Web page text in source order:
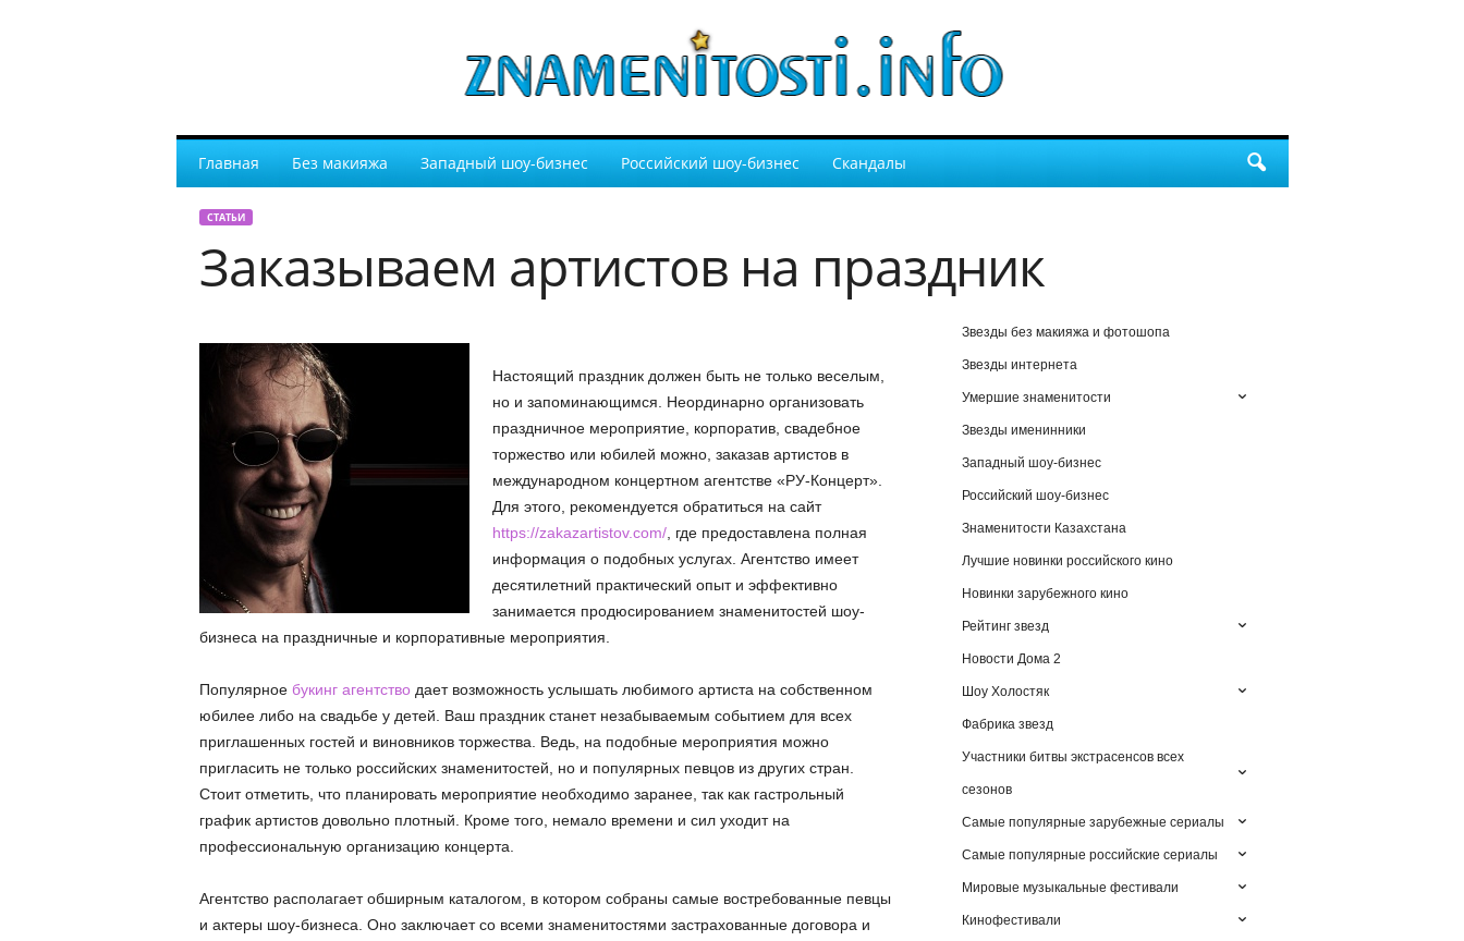
Главная Без макияжа Западный шоу-бизнес Российский шоу-бизнес Скандалы
СТАТЬИ
Заказываем артистов на праздник
Настоящий праздник должен быть не только веселым,
но и запоминающимся. Неординарно организовать
праздничное мероприятие, корпоратив, свадебное
торжество или юбилей можно, заказав артистов в
международном концертном агентстве «РУ-Концерт».
Для этого, рекомендуется обратиться на сайт
https://zakazartistov.com/, где предоставлена полная
информация о подобных услугах. Агентство имеет
десятилетний практический опыт и эффективно
занимается продюсированием знаменитостей шоу-
бизнеса на праздничные и корпоративные мероприятия.
Популярное букинг агентстводает возможность услышать любимого артиста на собственном
юбилее либо на свадьбе у детей. Ваш праздник станет незабываемым событием для всех
приглашенных гостей и виновников торжества. Ведь, на подобные мероприятия можно
пригласить не только российских знаменитостей, но и популярных певцов из других стран.
Стоит отметить, что планировать мероприятие необходимо заранее, так как гастрольный
график артистов довольно плотный. Кроме того, немало времени и сил уходит на
профессиональную организацию концерта.
Агентство располагает обширным каталогом, в котором собраны самые востребованные певцы
и актеры шоу-бизнеса. Оно заключает со всеми знаменитостями застрахованные договора и
Звезды без макияжа и фотошопа
Звезды интернета
Умершие знаменитости
Звезды именинники
Западный шоу-бизнес
Российский шоу-бизнес
Знаменитости Казахстана
Лучшие новинки российского кино
Новинки зарубежного кино
Рейтинг звезд
Новости Дома 2
Шоу Холостяк
Фабрика звезд
Участники битвы экстрасенсов всех
сезонов
Самые популярные зарубежные сериалы
Самые популярные российские сериалы
Мировые музыкальные фестивали
Кинофестивали